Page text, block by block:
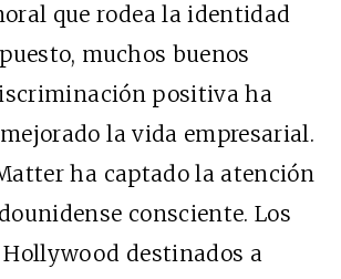
que rodea la identidad
muchos buenos
positiva ha
la vida empresarial.
ha captado la atención
consciente. Los
Hollywood destinados a